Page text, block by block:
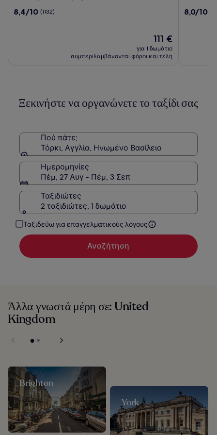
Torquay
8.4
8,4/10 (1132)
Η
τιμή
είναι
111 €
για 1 δωμάτιο
συμπεριλαμβάνονται φόροι και τέλη
Hotel
8.0
8,0/10
Ξεκινήστε να οργανώνετε το ταξίδι σας
Πού πάτε;
Τόρκι, Αγγλία, Ηνωμένο Βασίλειο
Ημερομηνίες
Πέμ, 27 Αυγ - Πέμ, 3 Σεπ
Ταξιδιώτες
2 ταξιδιώτες, 1 δωμάτιο
Ταξιδεύω για επαγγελματικούς λόγους
Αναζήτηση
Άλλα γνωστά μέρη σε: United
Kingdom
Brighton
York